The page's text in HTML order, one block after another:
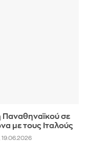
σε
με τους Ιταλούς
19.06.2026